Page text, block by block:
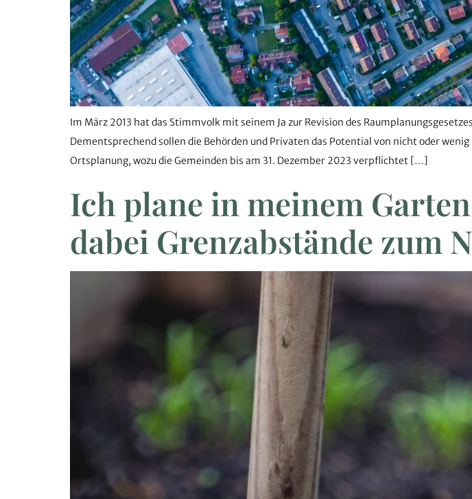
Im März 2013 hat das Stimmvolk mit seinem Ja zur Revision des
Dementsprechend sollen die Behörden und Privaten das Potential von nicht oder
Ortsplanung, wozu die Gemeinden bis am 31. Dezember 2023 verpflichtet […]
Ich plane in meinem
dabei Grenzabstände zum